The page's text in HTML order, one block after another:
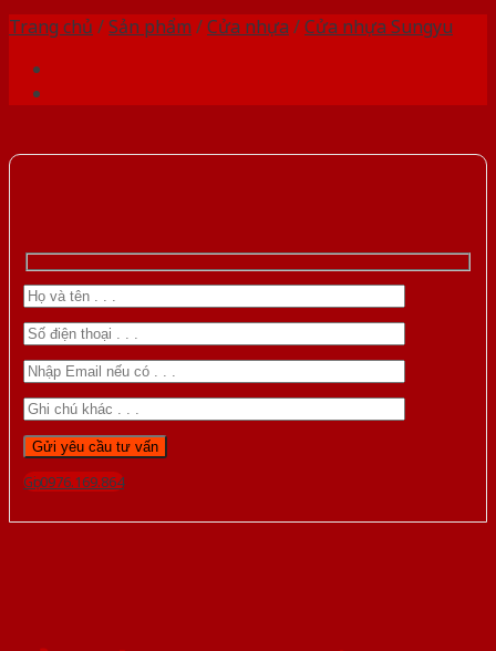
Trang chủ /Sản phẩm /Cửa nhựa /Cửa nhựa Sungyu
Gọi 0976.169.864